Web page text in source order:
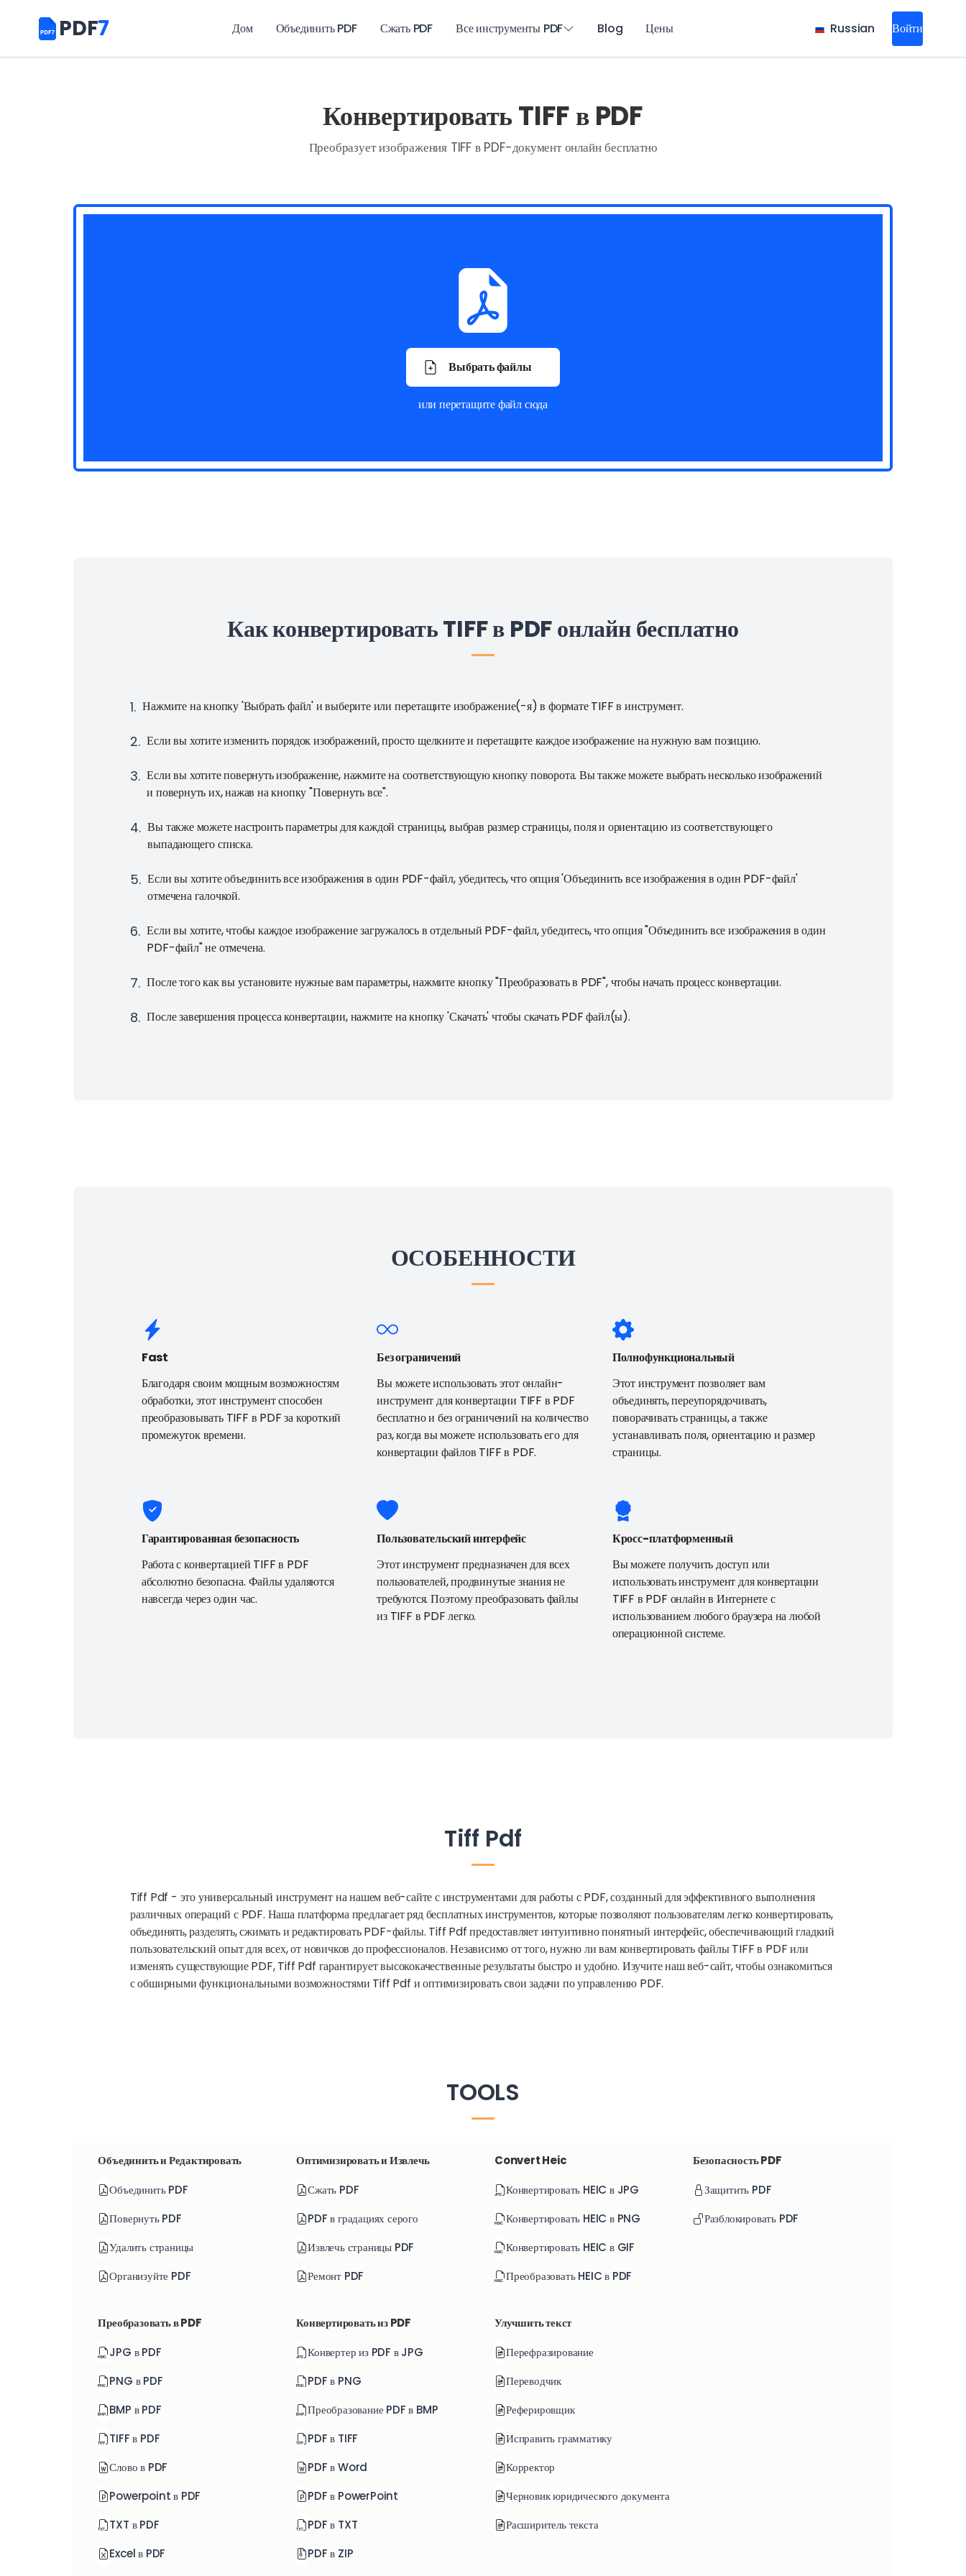
PDF7 Дом Объединить PDF Сжать PDF Все инструменты PDF Blog Цены Russian Войти
Конвертировать TIFF в PDF
Преобразует изображения TIFF в PDF-документ онлайн бесплатно
Выбрать файлы
или перетащите файл сюда
Как конвертировать TIFF в PDF онлайн бесплатно
1. Нажмите на кнопку 'Выбрать файл' и выберите или перетащите изображение(-я) в формате TIFF в инструмент.
2. Если вы хотите изменить порядок изображений, просто щелкните и перетащите каждое изображение на нужную вам позицию.
3. Если вы хотите повернуть изображение, нажмите на соответствующую кнопку поворота. Вы также можете выбрать несколько изображений
и повернуть их, нажав на кнопку "Повернуть все".
4. Вы также можете настроить параметры для каждой страницы, выбрав размер страницы, поля и ориентацию из соответствующего
выпадающего списка.
5. Если вы хотите объединить все изображения в один PDF-файл, убедитесь, что опция 'Объединить все изображения в один PDF-файл'
отмечена галочкой.
6. Если вы хотите, чтобы каждое изображение загружалось в отдельный PDF-файл, убедитесь, что опция "Объединить все изображения в один
PDF-файл" не отмечена.
7. После того как вы установите нужные вам параметры, нажмите кнопку "Преобразовать в PDF", чтобы начать процесс конвертации.
8. После завершения процесса конвертации, нажмите на кнопку 'Скачать' чтобы скачать PDF файл(ы).
ОСОБЕННОСТИ
Fast
Благодаря своим мощным возможностям
обработки, этот инструмент способен
преобразовывать TIFF в PDF за короткий
промежуток времени.
Без ограничений
Вы можете использовать этот онлайн-
инструмент для конвертации TIFF в PDF
бесплатно и без ограничений на количество
раз, когда вы можете использовать его для
конвертации файлов TIFF в PDF.
Полнофункциональный
Этот инструмент позволяет вам
объединять, переупорядочивать,
поворачивать страницы, а также
устанавливать поля, ориентацию и размер
страницы.
Гарантированная безопасность
Работа с конвертацией TIFF в PDF
абсолютно безопасна. Файлы удаляются
навсегда через один час.
Пользовательский интерфейс
Этот инструмент предназначен для всех
пользователей, продвинутые знания не
требуются. Поэтому преобразовать файлы
из TIFF в PDF легко.
Кросс-платформенный
Вы можете получить доступ или
использовать инструмент для конвертации
TIFF в PDF онлайн в Интернете с
использованием любого браузера на любой
операционной системе.
Tiff Pdf
Tiff Pdf - это универсальный инструмент на нашем веб-сайте с инструментами для работы с PDF, созданный для эффективного выполнения
различных операций с PDF. Наша платформа предлагает ряд бесплатных инструментов, которые позволяют пользователям легко конвертировать,
объединять, разделять, сжимать и редактировать PDF-файлы. Tiff Pdf предоставляет интуитивно понятный интерфейс, обеспечивающий гладкий
пользовательский опыт для всех, от новичков до профессионалов. Независимо от того, нужно ли вам конвертировать файлы TIFF в PDF или
изменять существующие PDF, Tiff Pdf гарантирует высококачественные результаты быстро и удобно. Изучите наш веб-сайт, чтобы ознакомиться
с обширными функциональными возможностями Tiff Pdf и оптимизировать свои задачи по управлению PDF.
TOOLS
Объединить и Редактировать
Объединить PDF
Повернуть PDF
Удалить страницы
Организуйте PDF
Оптимизировать и Извлечь
Сжать PDF
PDF в градациях серого
Извлечь страницы PDF
Ремонт PDF
Convert Heic
Конвертировать HEIC в JPG
Конвертировать HEIC в PNG
Конвертировать HEIC в GIF
Преобразовать HEIC в PDF
Безопасность PDF
Защитить PDF
Разблокировать PDF
Преобразовать в PDF
JPG в PDF
PNG в PDF
BMP в PDF
TIFF в PDF
Слово в PDF
Powerpoint в PDF
TXT в PDF
Excel в PDF
Конвертировать из PDF
Конвертер из PDF в JPG
PDF в PNG
Преобразование PDF в BMP
PDF в TIFF
PDF в Word
PDF в PowerPoint
PDF в TXT
PDF в ZIP
Улучшить текст
Перефразирование
Переводчик
Реферировщик
Исправить грамматику
Корректор
Черновик юридического документа
Расширитель текста